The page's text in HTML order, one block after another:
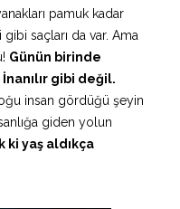
pamuk kadar
saçları da var. Ama
Günün birinde
gibi değil.
insan gördüğü şeyin
giden yolun
ki yaş aldıkça